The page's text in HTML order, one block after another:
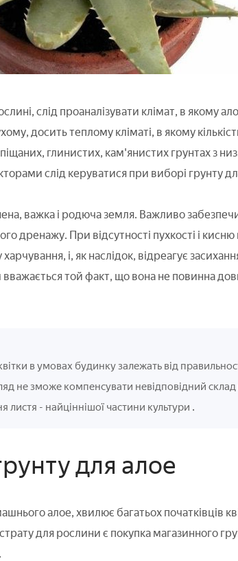
слід проаналізувати клімат, в якому
досить теплому кліматі, в якому
глинистих, кам'янистих грунтах з
слід керуватися при виборі грунту
важка і родюча земля. Важливо
дренажу. При відсутності пухкості і
і, як наслідок, відреагує
той факт, що вона не повинна
в умовах будинку залежать від
не зможе компенсувати невідповідний
- найціннішої частини культури .
для алое
алое, хвилює багатьох початківців
для рослини є покупка магазинного